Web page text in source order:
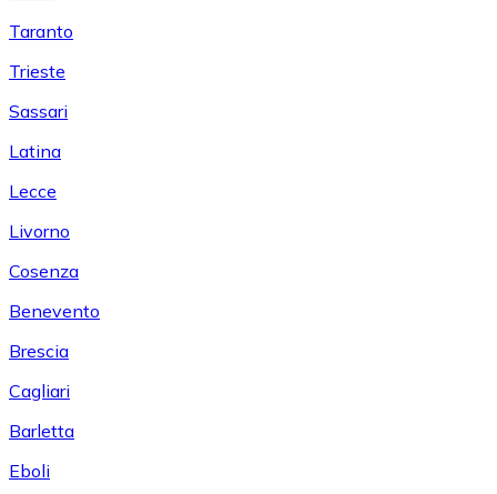
Taranto
Trieste
Sassari
Latina
Lecce
Livorno
Cosenza
Benevento
Brescia
Cagliari
Barletta
Eboli